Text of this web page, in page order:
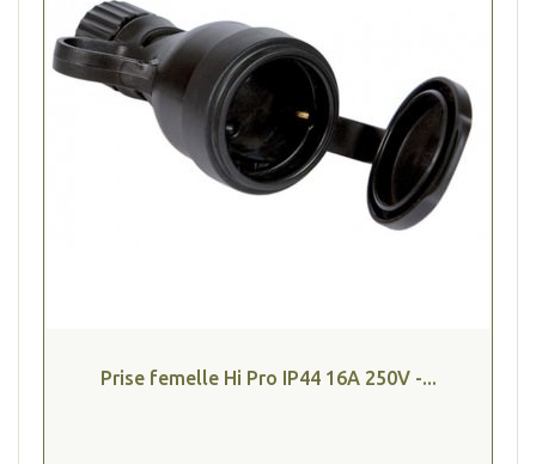
(1
Prise femelle Hi Pro IP44 16A 250V -...